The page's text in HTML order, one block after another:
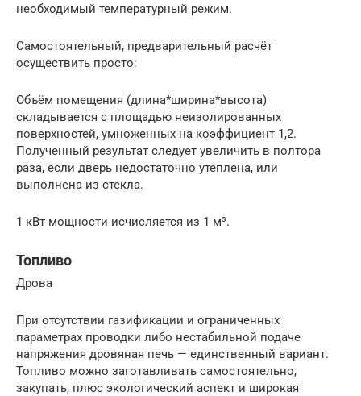
необходимый температурный режим.
Самостоятельный, предварительный расчёт
осуществить просто:
Объём помещения (длина*ширина*высота)
складывается с площадью неизолированных
поверхностей, умноженных на коэффициент 1,2.
Полученный результат следует увеличить в полтора
раза, если дверь недостаточно утеплена, или
выполнена из стекла.
1 кВт мощности исчисляется из 1 м³.
Топливо
Дрова
При отсутствии газификации и ограниченных
параметрах проводки либо нестабильной подаче
напряжения дровяная печь — единственный вариант.
Топливо можно заготавливать самостоятельно,
закупать, плюс экологический аспект и широкая